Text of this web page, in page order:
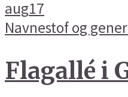
aug17
Navnestof og
Flagallé i